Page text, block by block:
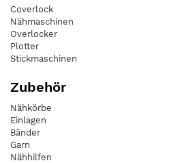
Coverlock
Nähmaschinen
Overlocker
Plotter
Stickmaschinen
Zubehör
Nähkörbe
Einlagen
Bänder
Garn
Nähhilfen